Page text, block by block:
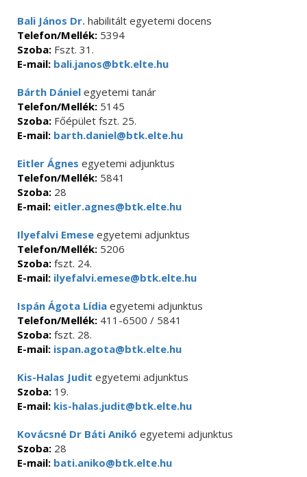
Bali János Dr. habilitált egyetemi docens
Telefon/Mellék: 5394
Szoba: Fszt. 31.
E-mail: bali.janos@btk.elte.hu
Bárth Dániel egyetemi tanár
Telefon/Mellék: 5145
Szoba: Főépület fszt. 25.
E-mail: barth.daniel@btk.elte.hu
Eitler Ágnes egyetemi adjunktus
Telefon/Mellék: 5841
Szoba: 28
E-mail: eitler.agnes@btk.elte.hu
Ilyefalvi Emese egyetemi adjunktus
Telefon/Mellék: 5206
Szoba: fszt. 24.
E-mail: ilyefalvi.emese@btk.elte.hu
Ispán Ágota Lídia egyetemi adjunktus
Telefon/Mellék: 411-6500 / 5841
Szoba: fszt. 28.
E-mail: ispan.agota@btk.elte.hu
Kis-Halas Judit egyetemi adjunktus
Szoba: 19.
E-mail: kis-halas.judit@btk.elte.hu
Kovácsné Dr Báti Anikó egyetemi adjunktus
Szoba: 28
E-mail: bati.aniko@btk.elte.hu